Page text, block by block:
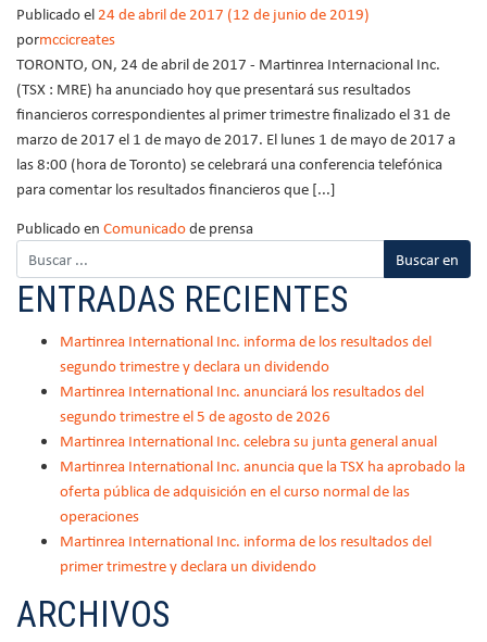
Publicado el24 de abril de 2017 (12 de junio de 2019)
pormccicreates
TORONTO, ON, 24 de abril de 2017 - Martinrea Internacional Inc.
(TSX : MRE) ha anunciado hoy que presentará sus resultados
financieros correspondientes al primer trimestre finalizado el 31 de
marzo de 2017 el 1 de mayo de 2017. El lunes 1 de mayo de 2017 a
las 8:00 (hora de Toronto) se celebrará una conferencia telefónica
para comentar los resultados financieros que [...]
Publicado enComunicadode prensa
ENTRADAS RECIENTES
Martinrea International Inc. informa de los resultados del
segundo trimestre y declara un dividendo
Martinrea International Inc. anunciará los resultados del
segundo trimestre el 5 de agosto de 2026
Martinrea International Inc. celebra su junta general anual
Martinrea International Inc. anuncia que la TSX ha aprobado la
oferta pública de adquisición en el curso normal de las
operaciones
Martinrea International Inc. informa de los resultados del
primer trimestre y declara un dividendo
ARCHIVOS